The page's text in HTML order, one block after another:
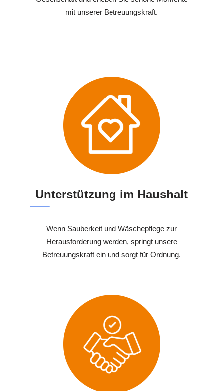
mit unserer Betreuungskraft.
Unterstützung im Haushalt
Wenn Sauberkeit und Wäschepflege zur
Herausforderung werden, springt unsere
Betreuungskraft ein und sorgt für Ordnung.